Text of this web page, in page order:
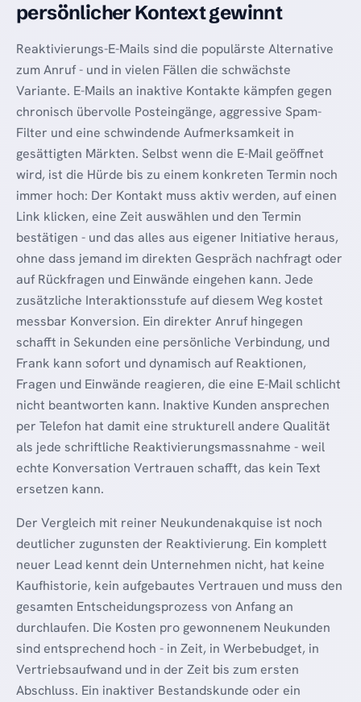
persönlicher Kontext gewinnt
Reaktivierungs-E-Mails sind die populärste Alternative
zum Anruf - und in vielen Fällen die schwächste
Variante. E-Mails an inaktive Kontakte kämpfen gegen
chronisch übervolle Posteingänge, aggressive Spam-
Filter und eine schwindende Aufmerksamkeit in
gesättigten Märkten. Selbst wenn die E-Mail geöffnet
wird, ist die Hürde bis zu einem konkreten Termin noch
immer hoch: Der Kontakt muss aktiv werden, auf einen
Link klicken, eine Zeit auswählen und den Termin
bestätigen - und das alles aus eigener Initiative heraus,
ohne dass jemand im direkten Gespräch nachfragt oder
auf Rückfragen und Einwände eingehen kann. Jede
zusätzliche Interaktionsstufe auf diesem Weg kostet
messbar Konversion. Ein direkter Anruf hingegen
schafft in Sekunden eine persönliche Verbindung, und
Frank kann sofort und dynamisch auf Reaktionen,
Fragen und Einwände reagieren, die eine E-Mail schlicht
nicht beantworten kann. Inaktive Kunden ansprechen
per Telefon hat damit eine strukturell andere Qualität
als jede schriftliche Reaktivierungsmassnahme - weil
echte Konversation Vertrauen schafft, das kein Text
ersetzen kann.
Der Vergleich mit reiner Neukundenakquise ist noch
deutlicher zugunsten der Reaktivierung. Ein komplett
neuer Lead kennt dein Unternehmen nicht, hat keine
Kaufhistorie, kein aufgebautes Vertrauen und muss den
gesamten Entscheidungsprozess von Anfang an
durchlaufen. Die Kosten pro gewonnenem Neukunden
sind entsprechend hoch - in Zeit, in Werbebudget, in
Vertriebsaufwand und in der Zeit bis zum ersten
Abschluss. Ein inaktiver Bestandskunde oder ein